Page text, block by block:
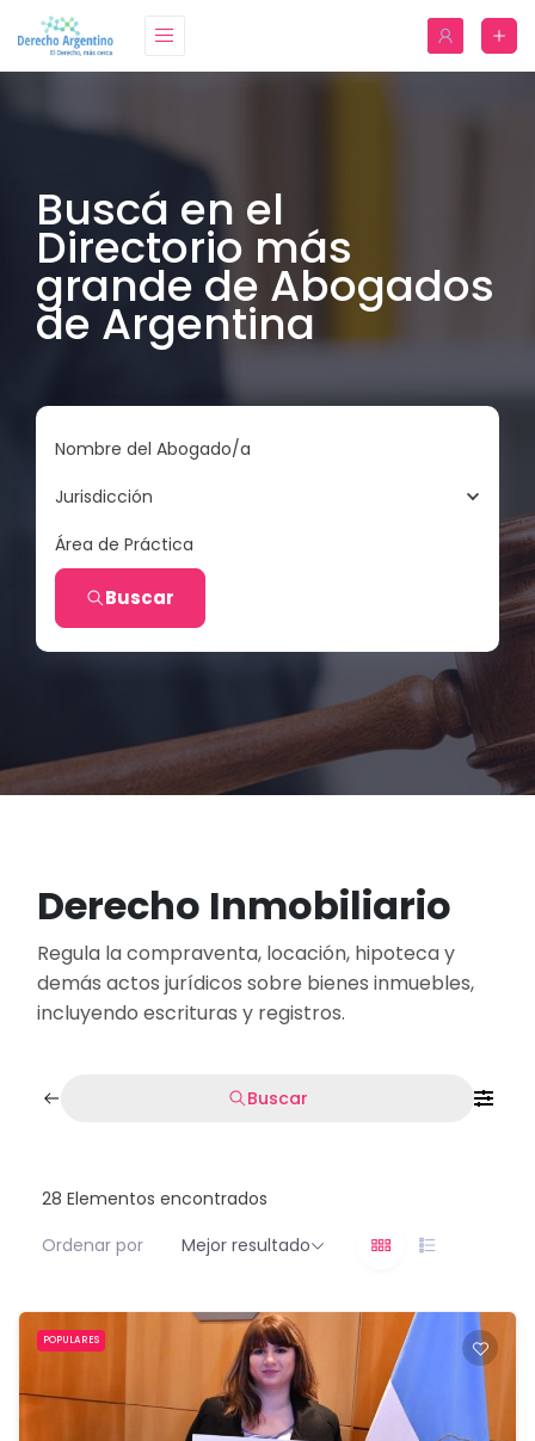
Buscá en el
Directorio más
grande de Abogados
de Argentina
Nombre del Abogado/a
Jurisdicción
Área de Práctica
Buscar
Derecho Inmobiliario
Regula la compraventa, locación, hipoteca y
demás actos jurídicos sobre bienes inmuebles,
incluyendo escrituras y registros.
Buscar
28 Elementos encontrados
Ordenar por
Mejor resultado
POPULARES